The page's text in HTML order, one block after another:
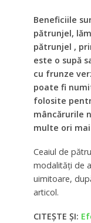
Beneficiile
pătrunjel,
pătrunjel ,
este o supă
cu frunze
poate fi
folosite
mâncărurile
multe ori
Ceaiul de
modalități de
uimitoare,
articol.
CITEȘTE ȘI: